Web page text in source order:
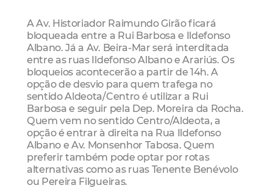
A Av. Historiador Raimundo Girão ficará
bloqueada entre a Rui Barbosa e Ildefonso
Albano. Já a Av. Beira-Mar será interditada
entre as ruas Ildefonso Albano e Arariús. Os
bloqueios acontecerão a partir de 14h. A
opção de desvio para quem trafega no
sentido Aldeota/Centro é utilizar a Rui
Barbosa e seguir pela Dep. Moreira da Rocha.
Quem vem no sentido Centro/Aldeota, a
opção é entrar à direita na Rua Ildefonso
Albano e Av. Monsenhor Tabosa. Quem
preferir também pode optar por rotas
alternativas como as ruas Tenente Benévolo
ou Pereira Filgueiras.